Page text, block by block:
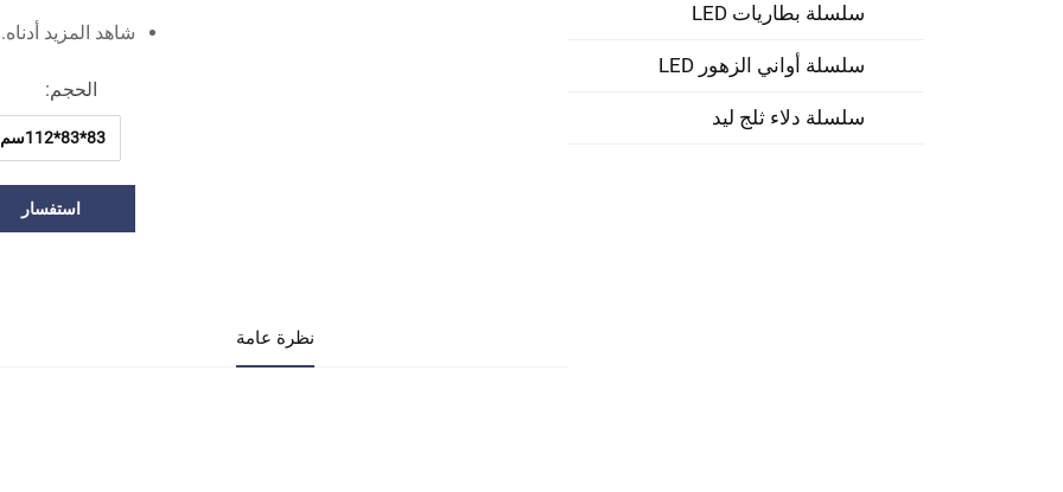
سلسلة بطاريات LED
سلسلة أواني الزهور LED
سلسلة دلاء ثلج ليد
شاهد المزيد أدناه.
الحجم:
83*83*112سم
استفسار
نظرة عامة